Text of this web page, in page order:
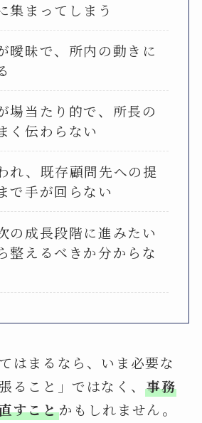
集まってしまう
曖昧で、所内の動きに
場当たり的で、所長の
く伝わらない
れ、既存顧問先への提
で手が回らない
の成長段階に進みたい
整えるべきか分からな
はまるなら、いま必要な
ること」ではなく、事務
すことかもしれません。